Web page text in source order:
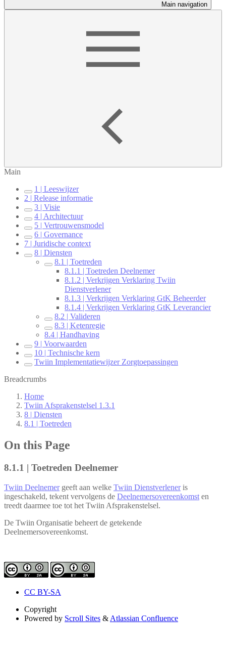
Main navigation
Main
1 | Leeswijzer
2 | Release informatie
3 | Visie
4 | Architectuur
5 | Vertrouwensmodel
6 | Governance
7 | Juridische context
8 | Diensten
8.1 | Toetreden
8.1.1 | Toetreden Deelnemer
8.1.2 | Verkrijgen Verklaring Twiin
Dienstverlener
8.1.3 | Verkrijgen Verklaring GtK Beheerder
8.1.4 | Verkrijgen Verklaring GtK Leverancier
8.2 | Valideren
8.3 | Ketenregie
8.4 | Handhaving
9 | Voorwaarden
10 | Technische kern
Twiin Implementatiewijzer Zorgtoepassingen
Breadcrumbs
Home
Twiin Afsprakenstelsel 1.3.1
8 | Diensten
8.1 | Toetreden
On this Page
8.1.1 | Toetreden Deelnemer
Twiin Deelnemergeeft aan welke Twiin Dienstverleneris
ingeschakeld, tekent vervolgens de Deelnemersovereenkomst en
treedt daarmee toe tot het Twiin Afsprakenstelsel.
De Twiin Organisatie beheert de getekende
Deelnemersovereenkomst.
CC BY-SA
Copyright
Powered by Scroll Sites & Atlassian Confluence